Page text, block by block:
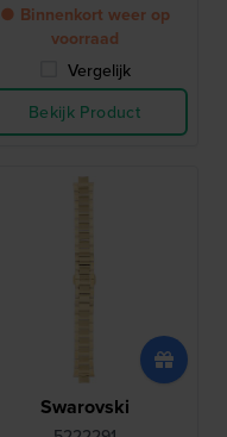
● Binnenkort weer op
voorraad
Vergelijk
Bekijk Product
Swarovski